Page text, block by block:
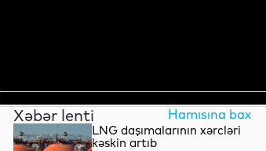
Xəbər lenti Hamısına bax
LNG daşımalarının xərcləri
kəskin artıb